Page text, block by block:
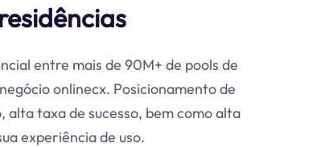
entre mais de 90M+ de pools de
onlinecx. Posicionamento de
alta taxa de sucesso, bem como alta
experiência de uso.